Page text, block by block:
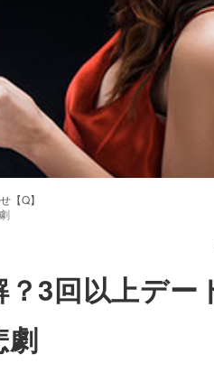
【Q】
3回以上デー
劇